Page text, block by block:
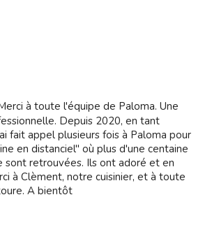
à toute l'équipe de Paloma. Une
Depuis 2020, en tant
fait appel plusieurs fois à Paloma pour
en distanciel" où plus d'une centaine
sont retrouvées. Ils ont adoré et en
à Clèment, notre cuisinier, et à toute
A bientôt